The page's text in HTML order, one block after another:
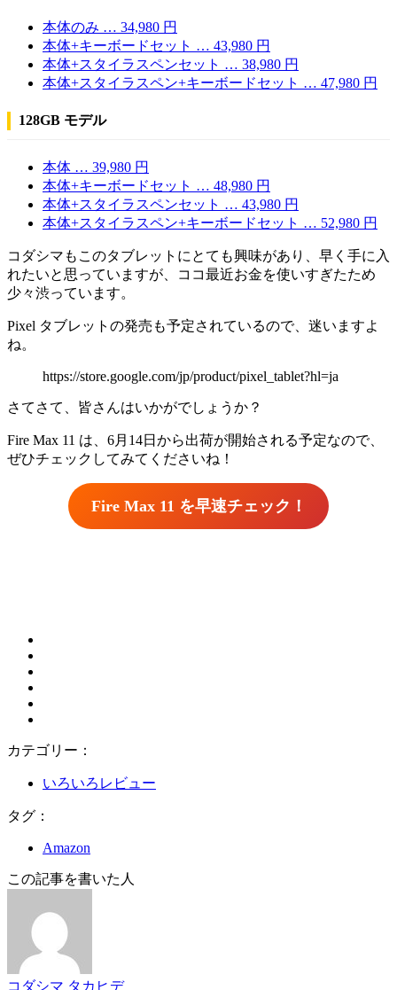
本体のみ … 34,980 円
本体+キーボードセット … 43,980 円
本体+スタイラスペンセット … 38,980 円
本体+スタイラスペン+キーボードセット … 47,980 円
128GB モデル
本体 … 39,980 円
本体+キーボードセット … 48,980 円
本体+スタイラスペンセット … 43,980 円
本体+スタイラスペン+キーボードセット … 52,980 円
コダシマもこのタブレットにとても興味があり、早く手に入
れたいと思っていますが、ココ最近お金を使いすぎたため
少々渋っています。
Pixel タブレットの発売も予定されているので、迷いますよ
ね。
https://store.google.com/jp/product/pixel_tablet?hl=ja
さてさて、皆さんはいかがでしょうか？
Fire Max 11 は、6月14日から出荷が開始される予定なので、
ぜひチェックしてみてくださいね！
Fire Max 11 を早速チェック！
カテゴリー：
いろいろレビュー
タグ：
Amazon
この記事を書いた人
コダシマ タカヒデ